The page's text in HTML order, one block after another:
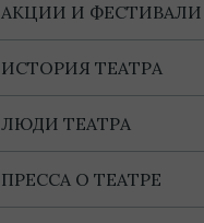
АКЦИИ И ФЕСТИВАЛИ
ИСТОРИЯ ТЕАТРА
ЛЮДИ ТЕАТРА
ПРЕССА О ТЕАТРЕ